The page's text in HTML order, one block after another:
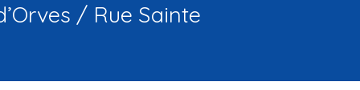
/ Rue Sainte